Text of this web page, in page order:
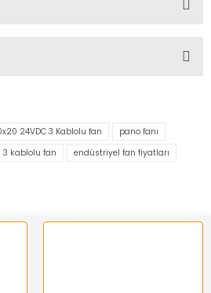
noktaları öneri formunu
veya görüntülenemiyor.
bulunuyor.
24VDC 3 Kablolu fan
pano fanı
3 kablolu fan
endüstriyel fan fiyatları